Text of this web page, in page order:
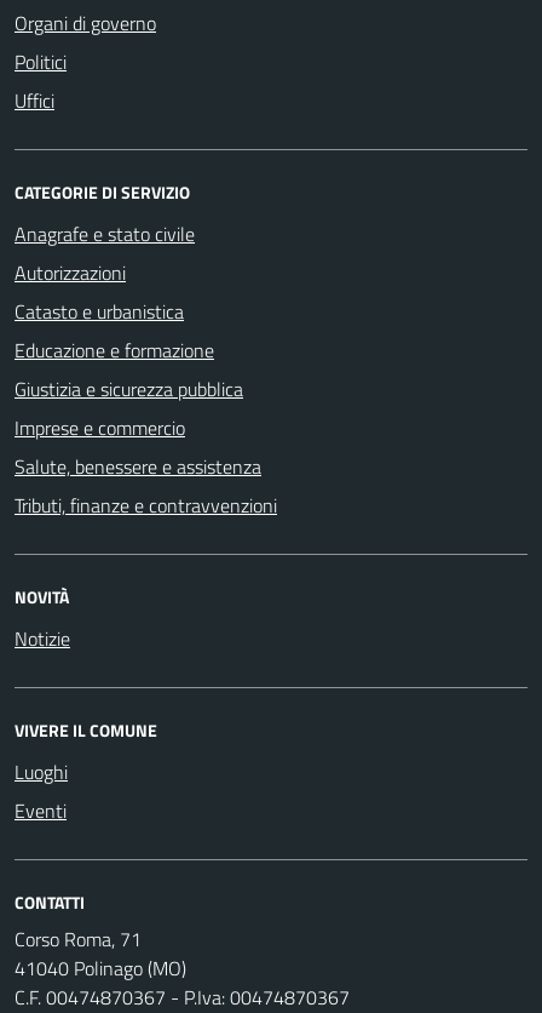
Organi di governo
Politici
Uffici
CATEGORIE DI SERVIZIO
Anagrafe e stato civile
Autorizzazioni
Catasto e urbanistica
Educazione e formazione
Giustizia e sicurezza pubblica
Imprese e commercio
Salute, benessere e assistenza
Tributi, finanze e contravvenzioni
NOVITÀ
Notizie
VIVERE IL COMUNE
Luoghi
Eventi
CONTATTI
Corso Roma, 71
41040 Polinago (MO)
C.F. 00474870367 - P.Iva: 00474870367